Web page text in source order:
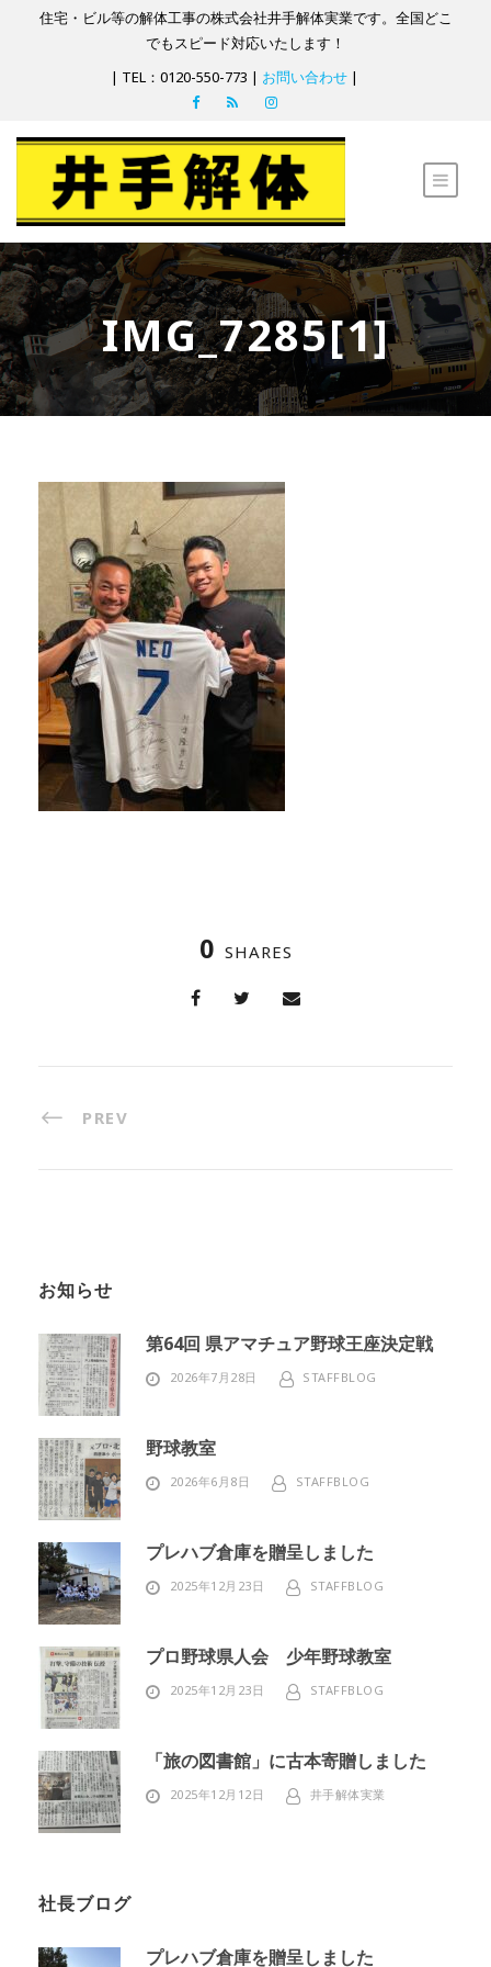
住宅・ビル等の解体工事の株式会社井手解体実業です。全国どこ
でもスピード対応いたします！
| TEL：0120-550-773 | お問い合わせ |
IMG_7285[1]
0 SHARES
PREV
お知らせ
第64回 県アマチュア野球王座決定戦
2026年7月28日 STAFFBLOG
野球教室
2026年6月8日 STAFFBLOG
プレハブ倉庫を贈呈しました
2025年12月23日 STAFFBLOG
プロ野球県人会 少年野球教室
2025年12月23日 STAFFBLOG
「旅の図書館」に古本寄贈しました
2025年12月12日 井手解体実業
社長ブログ
プレハブ倉庫を贈呈しました